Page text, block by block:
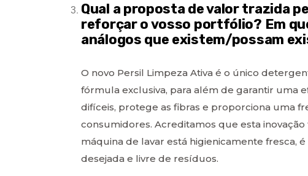
Qual a proposta de valor trazida
reforçar o vosso portfólio? Em
análogos que existem/possam
O novo Persil Limpeza Ativa é o único
fórmula exclusiva, para além de garantir uma
difíceis, protege as fibras e proporciona uma
consumidores. Acreditamos que esta
máquina de lavar está higienicamente fresca,
desejada e livre de resíduos.